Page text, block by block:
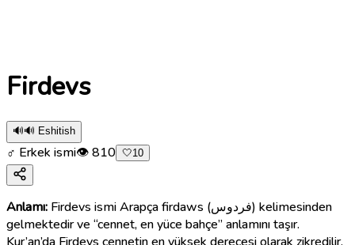
Firdevs
🔊🔊 Eshitish
♂ Erkek ismi👁810 🤍10
Anlamı: Firdevs ismi Arapça firdaws (فردوس) kelimesinden
gelmektedir ve “cennet, en yüce bahçe” anlamını taşır.